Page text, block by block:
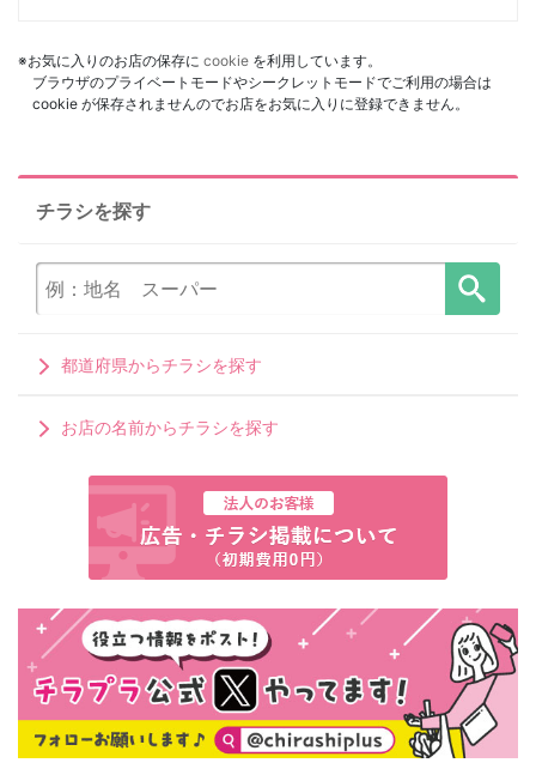
※お気に入りのお店の保存に cookie を利用しています。
ブラウザのプライベートモードやシークレットモードでご利用の場合は
cookie が保存されませんのでお店をお気に入りに登録できません。
チラシを探す
都道府県からチラシを探す
お店の名前からチラシを探す